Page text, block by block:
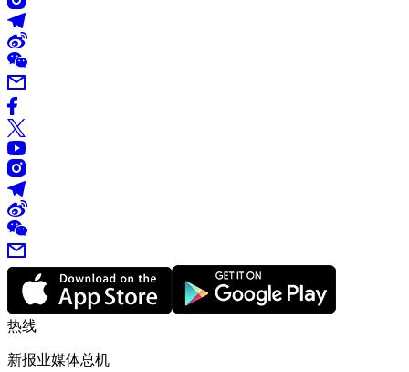
热线
新报业媒体总机